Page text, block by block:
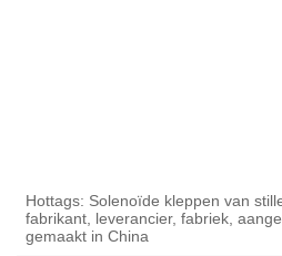
Hottags: Solenoïde kleppen van
fabrikant, leverancier, fabriek,
gemaakt in China